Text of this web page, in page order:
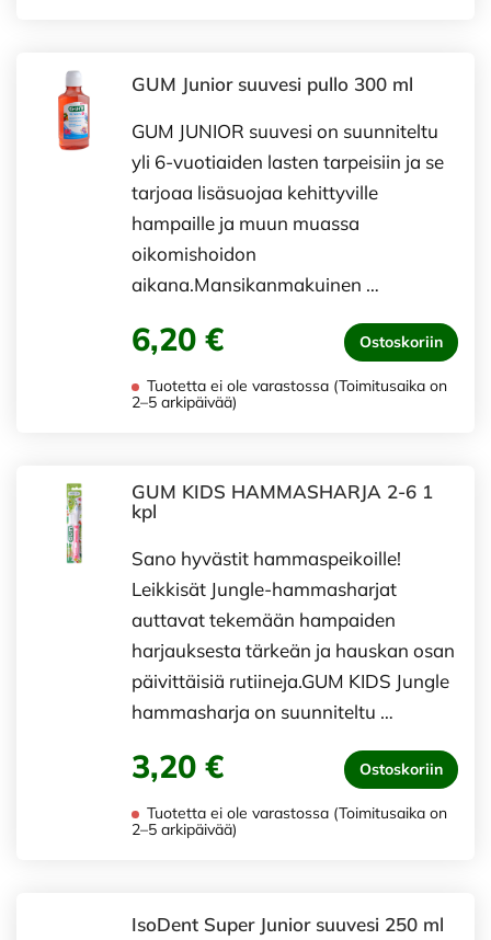
GUM Junior suuvesi pullo 300 ml
GUM JUNIOR suuvesi on suunniteltu
yli 6-vuotiaiden lasten tarpeisiin ja se
tarjoaa lisäsuojaa kehittyville
hampaille ja muun muassa
oikomishoidon
aikana.Mansikanmakuinen …
6,20 € Ostoskoriin
Tuotetta ei ole varastossa (Toimitusaika on
2–5 arkipäivää)
GUM KIDS HAMMASHARJA 2-6 1
kpl
Sano hyvästit hammaspeikoille!
Leikkisät Jungle-hammasharjat
auttavat tekemään hampaiden
harjauksesta tärkeän ja hauskan osan
päivittäisiä rutiineja.GUM KIDS Jungle
hammasharja on suunniteltu …
3,20 € Ostoskoriin
Tuotetta ei ole varastossa (Toimitusaika on
2–5 arkipäivää)
IsoDent Super Junior suuvesi 250 ml